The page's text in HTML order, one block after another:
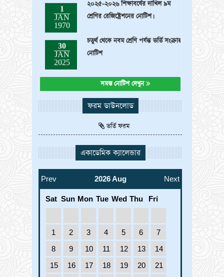
JAN
1970
শ্রেণির রেজিষ্ট্রেশনের নোটিশ।
JAN
2025
নোটিশ
সমস্ত নোটিশ দেখুন
ফরম ডাউনলোড
ভর্তি ফরম
একাডেমিক ক্যালেন্ডার
Prev 2026 Aug Next
Sat Sun Mon Tue Wed Thu Fri
1 2 3 4 5 6
7
8
9 10 11 12 13
14
15
16 17 18 19 20
21